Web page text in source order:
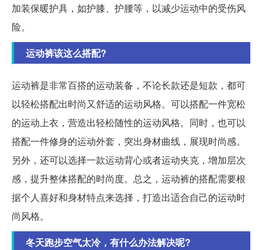
加装保暖护具，如护膝、护腰等，以减少运动中的受伤风
险。
运动裤该这么搭配?
运动裤是非常百搭的运动装备，不论长款还是短款，都可
以轻松搭配出时尚又舒适的运动风格。可以搭配一件宽松
的运动上衣，营造出轻松随性的运动风格。同时，也可以
搭配一件修身的运动外套，突出身材曲线，展现时尚感。
另外，还可以选择一款运动背心或者运动夹克，增加层次
感，提升整体搭配的时尚度。总之，运动裤的搭配需要根
据个人喜好和身材特点来选择，打造出适合自己的运动时
尚风格。
冬天跑步空气太冷，有什么办法解决呢?